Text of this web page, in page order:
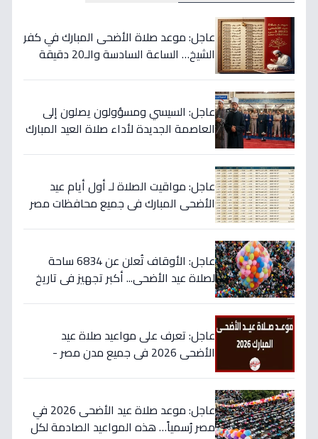
عاجل: موعد صلاة الأضحى المبارك في كفر
الشيخ… الساعة السادسة والـ20 دقيقة
عاجل: السيسي ومسؤولون يصلون إلى
العاصمة الجديدة لأداء صلاة العيد المبارك
عاجل: مواقيت الصلاة لـ أول أيام عيد
الأضحى المبارك في جميع محافظات مصر
عاجل: الأوقاف تُعلن عن 6834 ساحة
لصلاة عيد الأضحى... أكبر تجهيز في تاريخ
عاجل: تعرف على مواعيد صلاة عيد
الأضحى 2026 في جميع مدن مصر -
عاجل: موعد صلاة عيد الأضحى 2026 في
مصر رُسمياً… هذه المواعيد الصادمة لكل